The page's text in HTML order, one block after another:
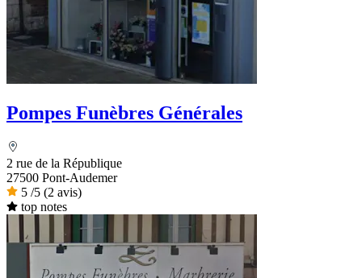
Pompes Funèbres Générales
2 rue de la République
27500 Pont-Audemer
5 /5 (2 avis)
top notes